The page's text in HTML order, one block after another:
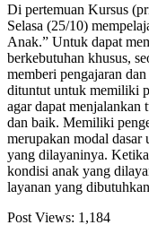
Di pertemuan Kursus
Selasa (25/10)
Anak.” Untuk dapat
berkebutuhan khusus,
memberi pengajaran
dituntut untuk memiliki
agar dapat menjalankan
dan baik. Memiliki
merupakan modal dasar
yang dilayaninya.
kondisi anak yang
layanan yang
Post Views: 1,184